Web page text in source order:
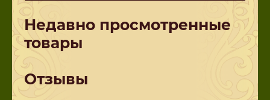
Отзывы
Недавно просмотренные
товары